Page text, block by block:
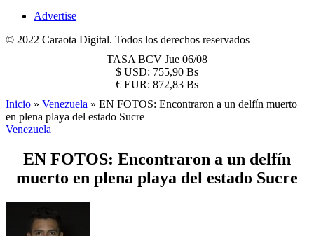
Advertise
© 2022 Caraota Digital. Todos los derechos reservados
TASA BCV Jue 06/08
$ USD: 755,90 Bs
€ EUR: 872,83 Bs
Inicio » Venezuela » EN FOTOS: Encontraron a un delfín muerto
en plena playa del estado Sucre
Venezuela
EN FOTOS: Encontraron a un delfín
muerto en plena playa del estado Sucre